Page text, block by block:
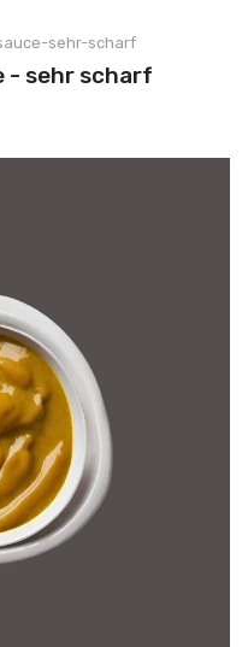
sehr-scharf
- sehr scharf